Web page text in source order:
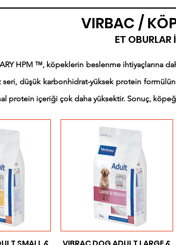
VIRBAC /
ET OBURLAR
HPM ™, köpeklerin beslenme ihtiyaçlarına
seri, düşük karbonhidrat-yüksek protein
protein içeriği çok daha yüksektir. Sonuç,